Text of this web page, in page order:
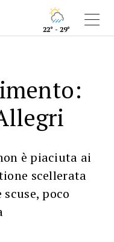
22° - 29°
è piaciuta ai
scellerata
poco